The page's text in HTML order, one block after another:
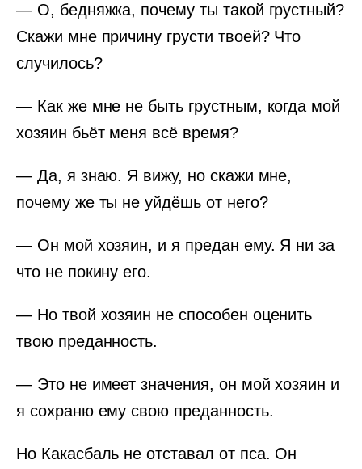
— О, бедняжка, почему ты такой грустный?
Скажи мне причину грусти твоей? Что
случилось?
— Как же мне не быть грустным, когда мой
хозяин бьёт меня всё время?
— Да, я знаю. Я вижу, но скажи мне,
почему же ты не уйдёшь от него?
— Он мой хозяин, и я предан ему. Я ни за
что не покину его.
— Но твой хозяин не способен оценить
твою преданность.
— Это не имеет значения, он мой хозяин и
я сохраню ему свою преданность.
Но Какасбаль не отставал от пса. Он